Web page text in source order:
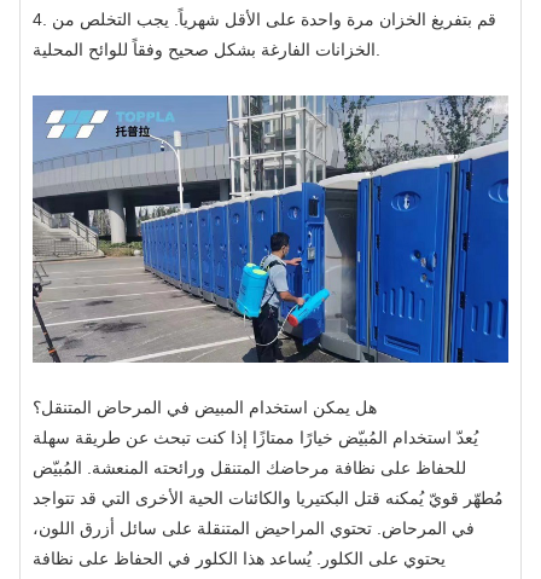
4. قم بتفريغ الخزان مرة واحدة على الأقل شهرياً. يجب التخلص من
هل يمكن استخدام المبيض في المرحاض المتنقل؟
يُعدّ استخدام المُبيّض خيارًا ممتازًا إذا كنت تبحث عن طريقة سهلة
للحفاظ على نظافة مرحاضك المتنقل ورائحته المنعشة. المُبيّض
مُطهّر قويّ يُمكنه قتل البكتيريا والكائنات الحية الأخرى التي قد تتواجد
في المرحاض. تحتوي المراحيض المتنقلة على سائل أزرق اللون،
يحتوي على الكلور. يُساعد هذا الكلور في الحفاظ على نظافة